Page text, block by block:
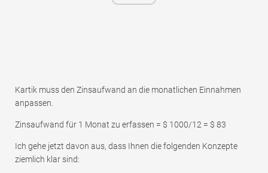
Kartik muss den Zinsaufwand an die monatlichen Einnahmen
anpassen.
Zinsaufwand für 1 Monat zu erfassen = $ 1000/12 = $ 83
Ich gehe jetzt davon aus, dass Ihnen die folgenden Konzepte
ziemlich klar sind: